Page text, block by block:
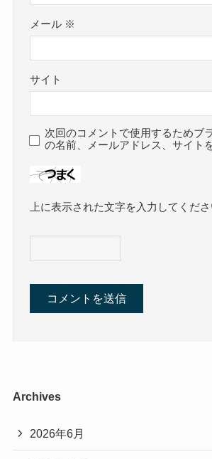
メール ※
サイト
次回のコメントで使用するためブ
の名前、メールアドレス、サイト
上に表示された文字を入力してくださ
Archives
2026年6月